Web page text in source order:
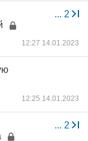
... 2
12:27 14.01.2023
12:25 14.01.2023
... 2